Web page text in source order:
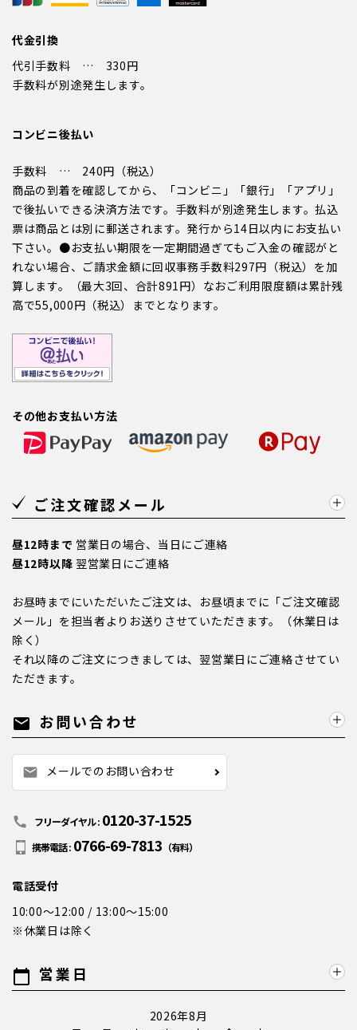
代金引換
代引手数料 … 330円
手数料が別途発生します。
コンビニ後払い
手数料 … 240円（税込）
商品の到着を確認してから、「コンビニ」「銀行」「アプリ」
で後払いできる決済方法です。手数料が別途発生します。払込
票は商品とは別に郵送されます。発行から14日以内にお支払い
下さい。●お支払い期限を一定期間過ぎてもご入金の確認がと
れない場合、ご請求金額に回収事務手数料297円（税込）を加
算します。（最大3回、合計891円）なおご利用限度額は累計残
高で55,000円（税込）までとなります。
その他お支払い方法
ご注文確認メール
昼12時まで 営業日の場合、当日にご連絡
昼12時以降 翌営業日にご連絡
お昼時までにいただいたご注文は、お昼頃までに「ご注文確認
メール」を担当者よりお送りさせていただきます。（休業日は
除く）
それ以降のご注文につきましては、翌営業日にご連絡させてい
ただきます。
mail お問い合わせ
mail メールでのお問い合わせ
call フリーダイヤル : 0120-37-1525
携帯電話 : 0766-69-7813 （有料）
電話受付
10:00～12:00 / 13:00～15:00
※休業日は除く
calendar_today 営業日
2026年8月